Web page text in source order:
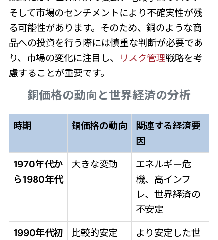
そして市場のセンチメントにより不確実性が残
る可能性があります。そのため、銅のような商
品への投資を行う際には慎重な判断が必要であ
り、市場の変化に注目し、
リスク管理戦略を考
慮することが重要です。
銅価格の動向と世界経済の分析
時期 銅価格の動向
関連する経済要
因
1970年代か
ら1980年代
大きな変動
エネルギー危
機、高インフ
レ、世界経済の
不安定
1990年代初
比較的安定
より安定した世